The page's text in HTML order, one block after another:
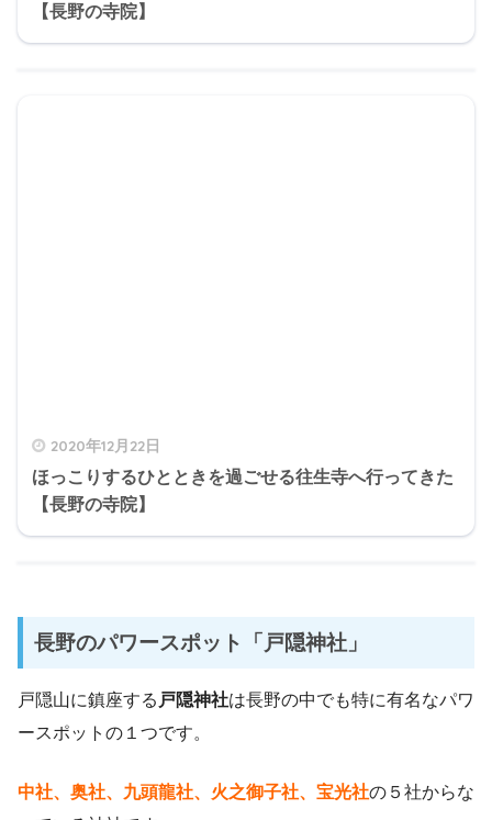
【長野の寺院】
2020年12月22日
ほっこりするひとときを過ごせる往生寺へ行ってきた
【長野の寺院】
長野のパワースポット「戸隠神社」
戸隠山に鎮座する 戸隠神社は長野の中でも特に有名なパワ
ースポットの１つです。
中社、奥社、九頭龍社、火之御子社、宝光社の５社からな